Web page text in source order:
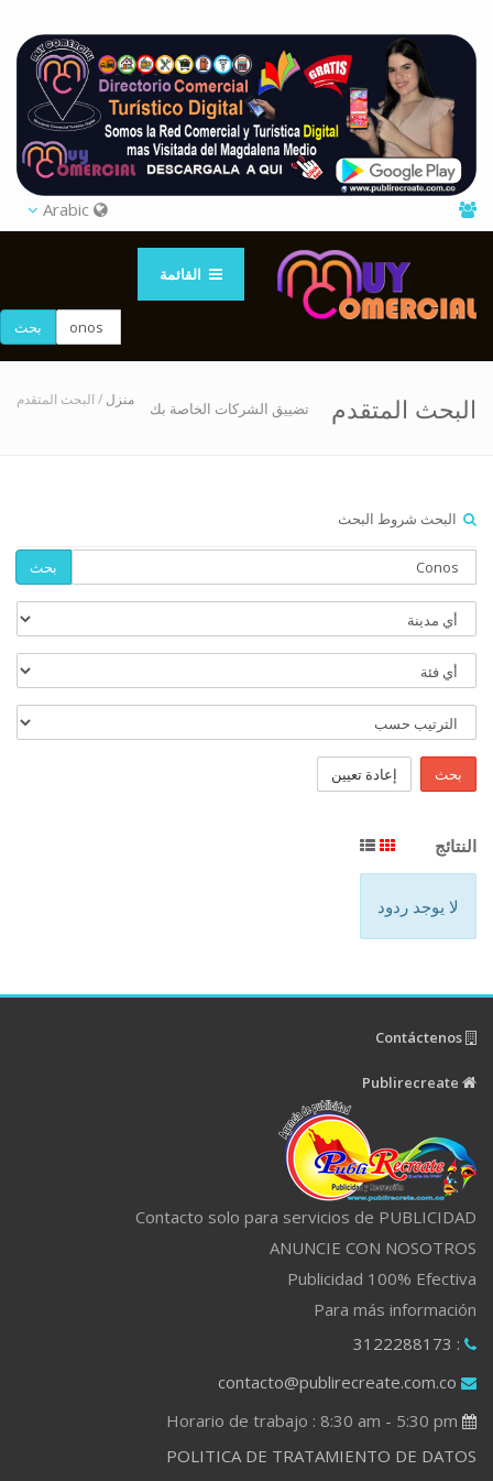
القائمة
بحث
البحث المتقدم تضييق الشركات الخاصة بك منزل / البحث المتقدم
البحث شروط البحث
بحث
بحث إعادة تعيين
النتائج
لا يوجد ردود
Contacto solo para servicios de PUBLICIDAD
ANUNCIE CON NOSOTROS
Publicidad 100% Efectiva
Para más información
: 3122288173
contacto@publirecreate.com.co
POLITICA DE TRATAMIENTO DE DATOS